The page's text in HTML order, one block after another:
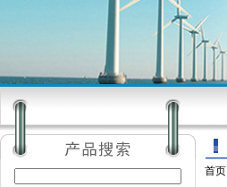
首页